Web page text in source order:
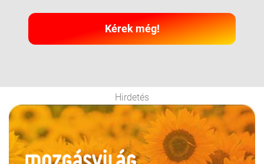
Kérek még!
Hirdetés